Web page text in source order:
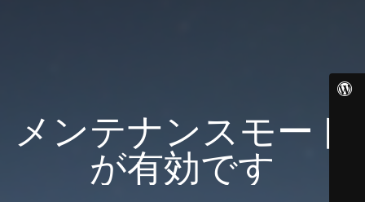
メンテナンスモード
が有効です